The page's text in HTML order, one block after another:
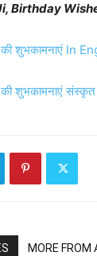
Birthday
शुभकामनाएं In
शुभकामनाएं
MORE FROM